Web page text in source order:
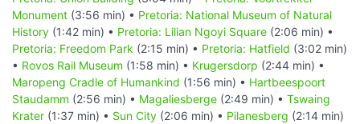
Monument (3:56 min) • Pretoria: National Museum of Natural
History (1:42 min) • Pretoria: Lilian Ngoyi Square (2:06 min) •
Pretoria: Freedom Park (2:15 min) • Pretoria: Hatfield (3:02 min)
• Rovos Rail Museum (1:58 min) • Krugersdorp (2:44 min) •
Maropeng Cradle of Humankind (1:56 min) • Hartbeespoort
Staudamm (2:56 min) • Magaliesberge (2:49 min) • Tswaing
Krater (1:37 min) • Sun City (2:06 min) • Pilanesberg (2:14 min)